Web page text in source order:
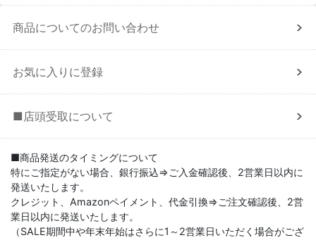
商品についてのお問い合わせ
お気に入りに登録
■店頭受取について
■商品発送のタイミングについて
特にご指定がない場合、銀行振込⇒ご入金確認後、2営業日以内に
発送いたします。
クレジット、Amazonペイメント、代金引換⇒ご注文確認後、2営
業日以内に発送いたします。
（SALE期間中や年末年始はさらに1～2営業日いただく場合がござ